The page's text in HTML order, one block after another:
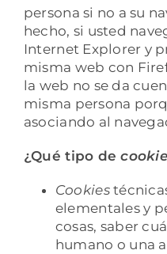
persona si no a su
hecho, si usted
Internet Explorer y
misma web con
la web no se da
misma persona
asociando al
¿Qué tipo de
Cookies
elementales y
cosas, saber
humano o una